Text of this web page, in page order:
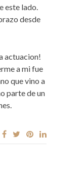
este lado.
desde
actuacion!
a mi fue
que vino a
parte de un